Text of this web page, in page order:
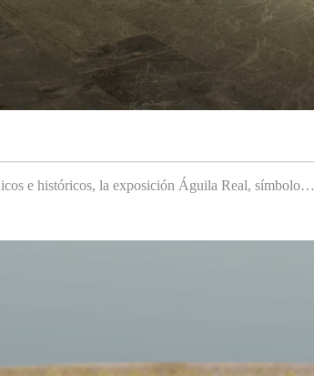
e históricos, la exposición Águila Real, símbolo…